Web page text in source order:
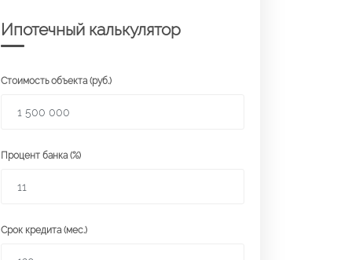
Ипотечный калькулятор
Стоимость объекта (руб.)
Процент банка (%)
Срок кредита (мес.)